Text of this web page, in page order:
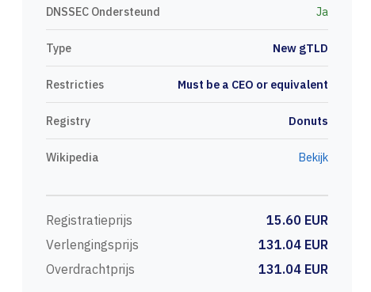
DNSSEC Ondersteund Ja
Type New gTLD
Restricties Must be a CEO or equivalent
Registry Donuts
Wikipedia Bekijk
Registratieprijs
15.60 EUR
Verlengingsprijs
131.04 EUR
Overdrachtprijs
131.04 EUR